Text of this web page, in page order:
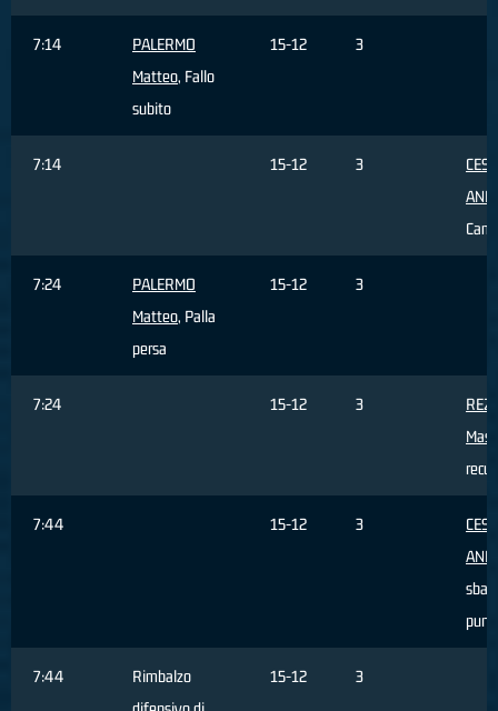
7:14
PALERMO
Matteo, Fallo
subito
15-12 3
7:14 15-12 3
7:24
PALERMO
Matteo, Palla
persa
15-12 3
7:24 15-12 3
7:44 15-12 3
punti
7:44
Rimbalzo
15-12 3